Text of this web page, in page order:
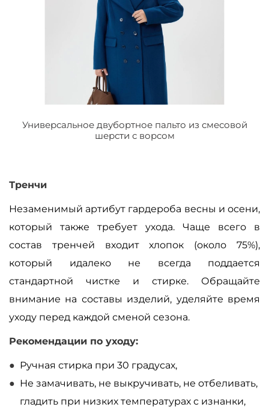
Универсальное двубортное пальто из смесовой
шерсти с ворсом
Тренчи
Незаменимый артибут гардероба весны и осени,
который также требует ухода. Чаще всего в
состав тренчей входит хлопок (около 75%),
который идалеко не всегда поддается
стандартной чистке и стирке. Обращайте
внимание на составы изделий, уделяйте время
уходу перед каждой сменой сезона.
Рекомендации по уходу:
Ручная стирка при 30 градусах,
Не замачивать, не выкручивать, не отбеливать,
гладить при низких температурах с изнанки,